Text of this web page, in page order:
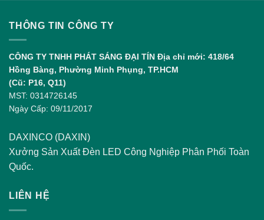
THÔNG TIN CÔNG TY
CÔNG TY TNHH PHÁT SÁNG ĐẠI TÍN Địa chỉ mới: 418/64
Hồng Bàng, Phường Minh Phụng, TP.HCM
(Cũ: P16, Q11)
MST: 0314726145
Ngày Cấp: 09/11/2017
DAXINCO (DAXIN)
Xưởng Sản Xuất Đèn LED Công Nghiệp Phân Phối Toàn
Quốc.
LIÊN HỆ